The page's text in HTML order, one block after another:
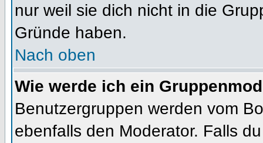
nur weil sie dich nicht in die
Gründe haben.
Nach oben
Wie werde ich ein
Benutzergruppen werden vom
ebenfalls den Moderator. Falls